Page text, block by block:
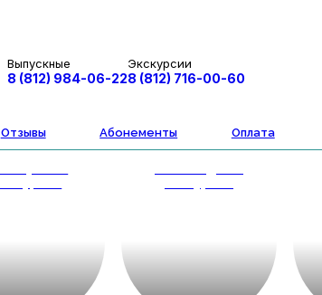
Выпускные
8 (812) 984-06-22
Экскурсии
8 (812) 716-00-60
Отзывы Абонементы Оплата